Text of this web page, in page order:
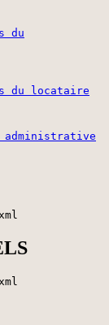
du
du locataire